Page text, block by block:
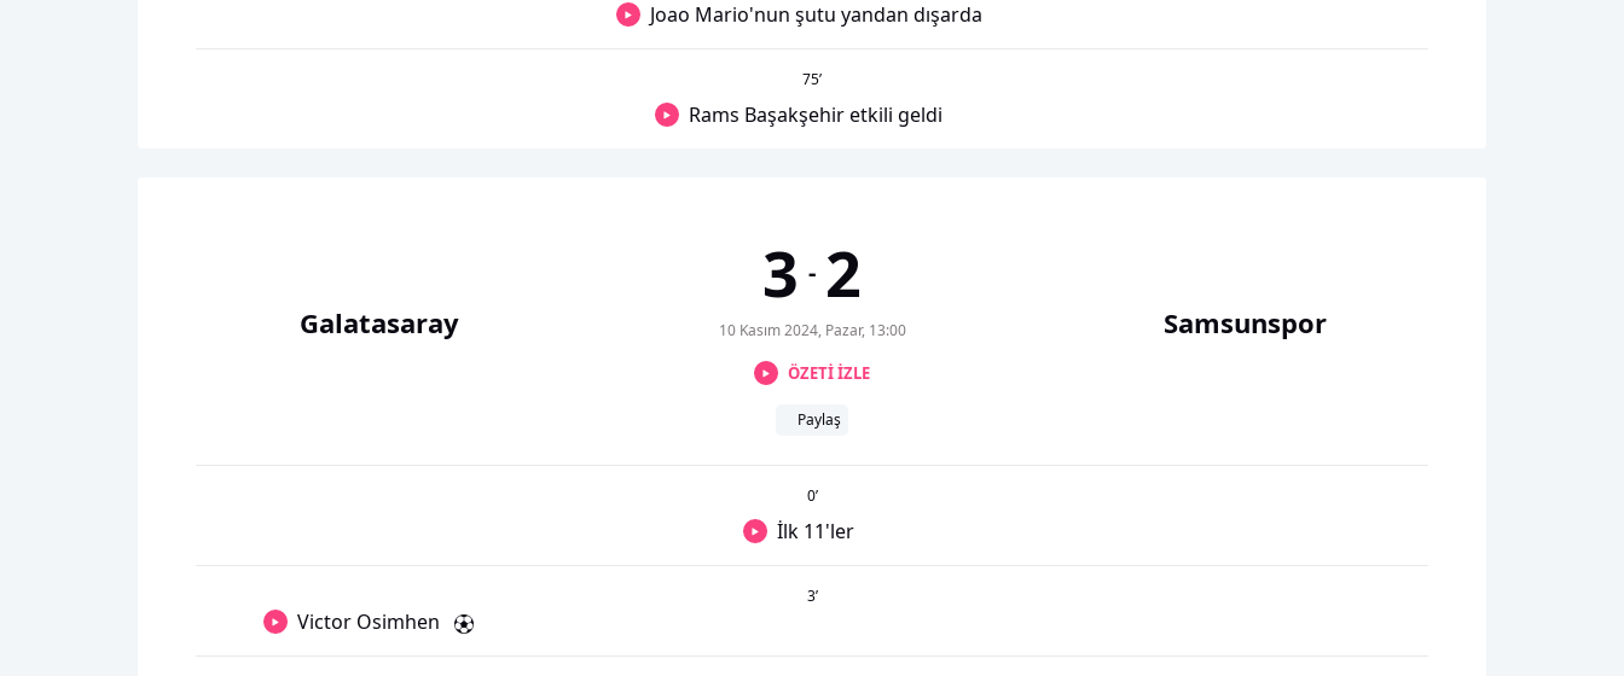
Joao Mario'nun şutu yandan dışarda
75’
Rams Başakşehir etkili geldi
Galatasaray
3 - 2
10 Kasım 2024, Pazar, 13:00
ÖZETİ İZLE
Paylaş
Samsunspor
0’
İlk 11'ler
3’
Victor Osimhen